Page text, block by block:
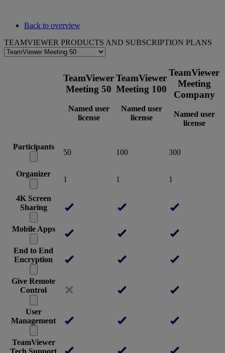
Back to overview
TEAMVIEWER PRODUCTS AND SUBSCRIPTION PLANS
TeamViewer
Meeting 50
Named user
license
TeamViewer
Meeting 100
Named user
license
TeamViewer
Meeting
Company
Named user
license
Participants
50 100 300
Organizer
1 1 1
4K Screen
Sharing
Mobile Apps
End to End
Encryption
Give Remote
Control
User
Management
TeamViewer
Tech Support